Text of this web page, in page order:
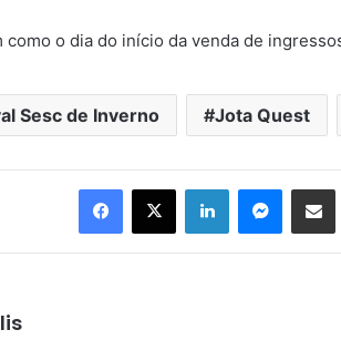
o dia do início da venda de
Sesc de Inverno Jota Quest